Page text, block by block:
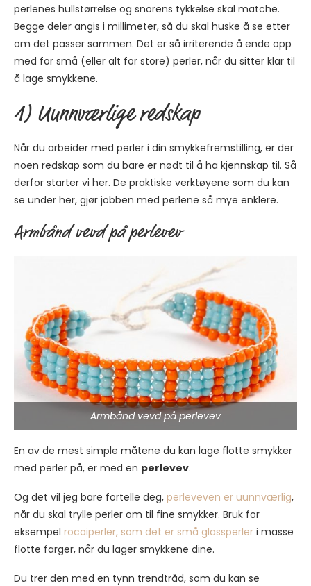
perlenes hullstørrelse og snorens tykkelse skal matche.
Begge deler angis i millimeter, så du skal huske å se etter
om det passer sammen. Det er så irriterende å ende opp
med for små (eller alt for store) perler, når du sitter klar til
å lage smykkene.
1) Uunnværlige redskap
Når du arbeider med perler i din smykkefremstilling, er der
noen redskap som du bare er nødt til å ha kjennskap til. Så
derfor starter vi her. De praktiske verktøyene som du kan
se under her, gjør jobben med perlene så mye enklere.
Armbånd vevd på perlevev
Armbånd vevd på perlevev
En av de mest simple måtene du kan lage flotte smykker
med perler på, er med en perlevev.
Og det vil jeg bare fortelle deg, perleveven er uunnværlig,
når du skal trylle perler om til fine smykker. Bruk for
eksempel rocaiperler, som det er små glassperler i masse
flotte farger, når du lager smykkene dine.
Du trer den med en tynn trendtråd, som du kan se